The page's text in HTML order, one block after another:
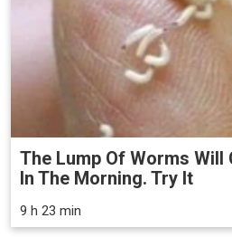
The Lump Of Worms Will
In The Morning. Try It
9 h 23 min